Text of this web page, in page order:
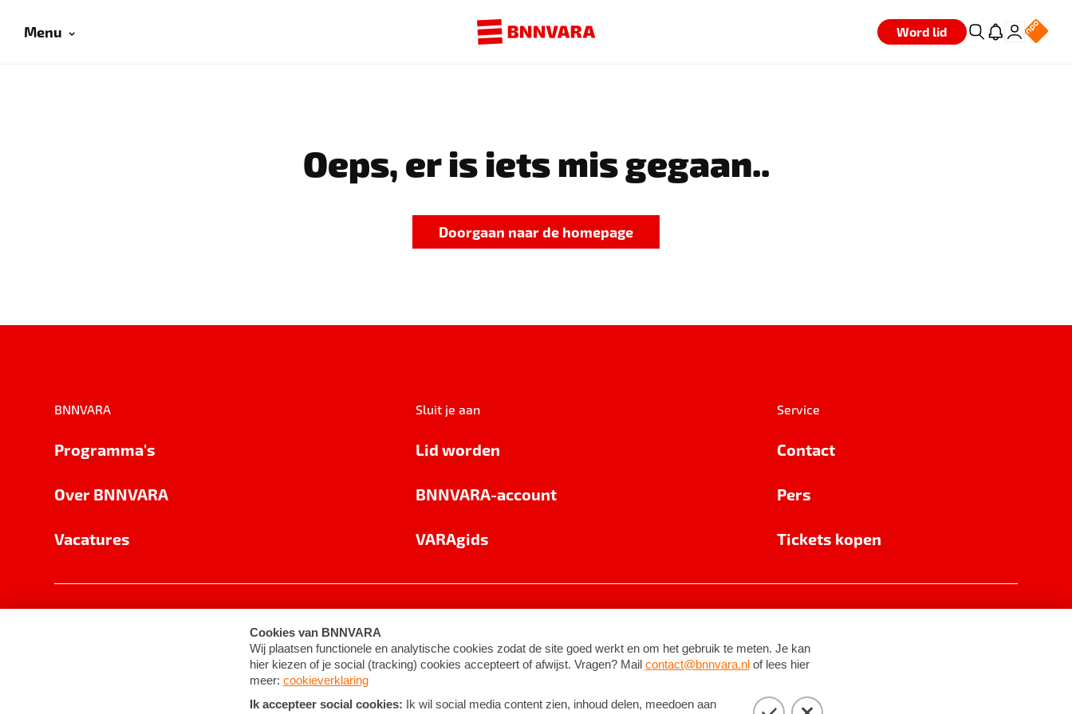
Menu Word lid
Oeps, er is iets mis gegaan..
Doorgaan naar de homepage
BNNVARA
Programma's
Over BNNVARA
Vacatures
Sluit je aan
Lid worden
BNNVARA-account
VARAgids
Service
Contact
Pers
Tickets kopen
Cookie-instellingen Algemene voorwaarden ©2026BNNVARA